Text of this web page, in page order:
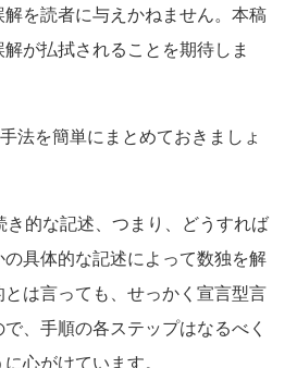
を読者に与えかねません。本稿
が払拭されることを期待しま
法を簡単にまとめておきましょ
的な記述、つまり、どうすれば
具体的な記述によって数独を解
は言っても、せっかく宣言型言
、手順の各ステップはなるべく
心がけています。